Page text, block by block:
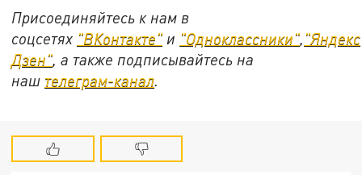
Присоединяйтесь к нам в
соцсетях "ВКонтакте" и "Одноклассники", "Яндекс
Дзен", а также подписывайтесь на
наш телеграм-канал.